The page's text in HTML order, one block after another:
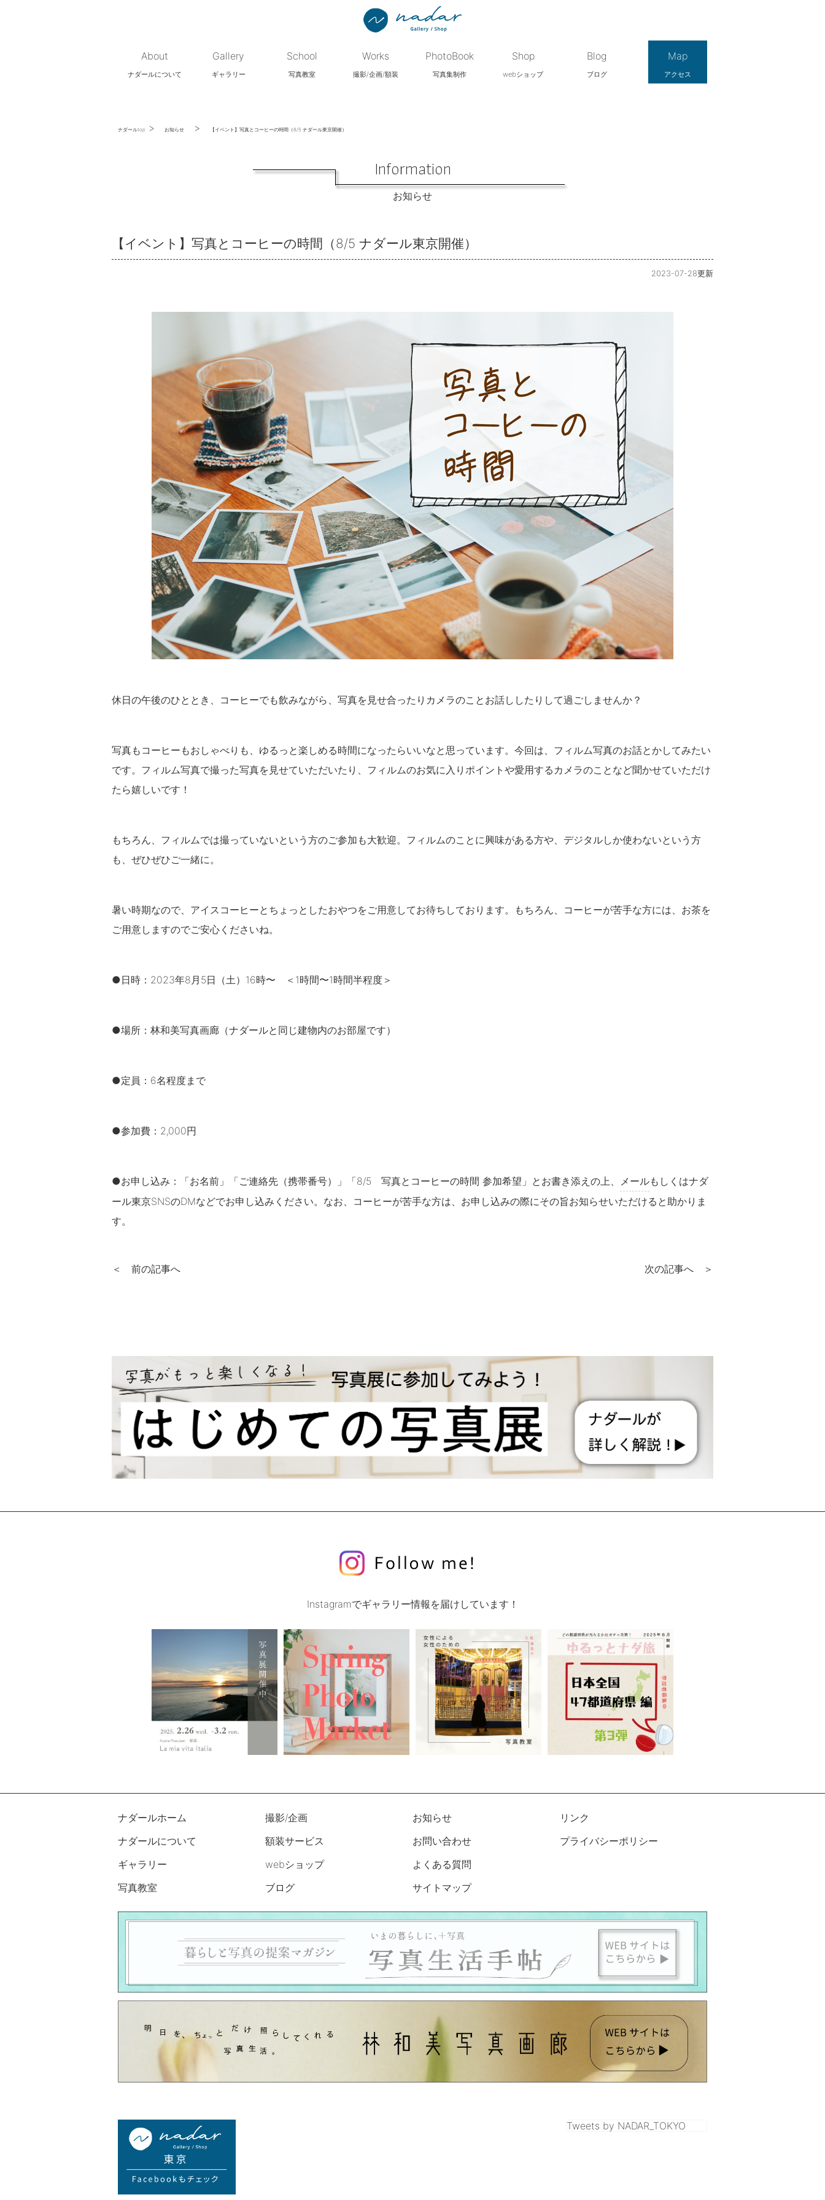
About
ナダールについて
Gallery
ギャラリー
School
写真教室
Works
撮影/企画/額装
PhotoBook
写真集制作
Shop
webショップ
Blog
ブログ
Map
アクセス
ナダールtop > お知らせ > 【イベント】写真とコーヒーの時間（8/5 ナダール東京開催）
Information
お知らせ
【イベント】写真とコーヒーの時間（8/5 ナダール東京開催）
2023-07-28更新
休日の午後のひととき、コーヒーでも飲みながら、写真を見せ合ったりカメラのことお話ししたりして過ごしませんか？
写真もコーヒーもおしゃべりも、ゆるっと楽しめる時間になったらいいなと思っています。今回は、フィルム写真のお話とかしてみたい
です。フィルム写真で撮った写真を見せていただいたり、フィルムのお気に入りポイントや愛用するカメラのことなど聞かせていただけ
たら嬉しいです！
もちろん、フィルムでは撮っていないという方のご参加も大歓迎。フィルムのことに興味がある方や、デジタルしか使わないという方
も、ぜひぜひご一緒に。
暑い時期なので、アイスコーヒーとちょっとしたおやつをご用意してお待ちしております。もちろん、コーヒーが苦手な方には、お茶を
ご用意しますのでご安心くださいね。
●日時：2023年8月5日（土）16時〜 ＜1時間〜1時間半程度＞
●場所：林和美写真画廊（ナダールと同じ建物内のお部屋です）
●定員：6名程度まで
●参加費：2,000円
●お申し込み：「お名前」「ご連絡先（携帯番号）」「8/5 写真とコーヒーの時間 参加希望」とお書き添えの上、 メールもしくはナダ
ール東京SNSのDMなどでお申し込みください。なお、コーヒーが苦手な方は、お申し込みの際にその旨お知らせいただけると助かりま
す。
＜ 前の記事へ 次の記事へ ＞
Instagramでギャラリー情報を届けしています！
ナダールホーム
ナダールについて
ギャラリー
写真教室
撮影/企画
額装サービス
webショップ
ブログ
お知らせ
お問い合わせ
よくある質問
サイトマップ
リンク
プライバシーポリシー
Tweets by NADAR_TOKYO